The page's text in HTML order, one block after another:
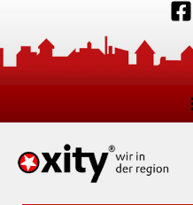
springen